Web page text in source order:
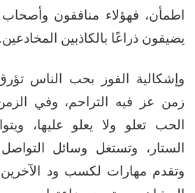
اطمأن، فهؤلاء منافقون
يضيقون ذراعًا بالكاذبين المخادعين.
وإشكالية الفوز بحب الناس
زمن عز فيه التراحم، وفي
الحب تعلو ولا يعلو عليها،
الستار، وتستغل وسائل التواصل
وتقدم مهارات لكسب ود